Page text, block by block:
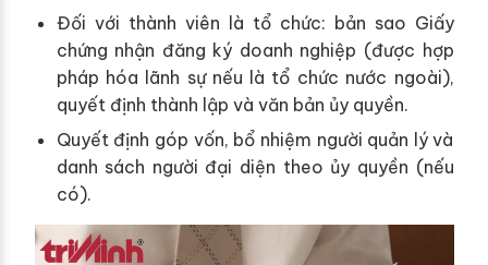
Đối với thành viên là tổ chức: bản sao Giấy
chứng nhận đăng ký doanh nghiệp (được hợp
pháp hóa lãnh sự nếu là tổ chức nước ngoài),
quyết định thành lập và văn bản ủy quyền.
Quyết định góp vốn, bổ nhiệm người quản lý và
danh sách người đại diện theo ủy quyền (nếu
có).